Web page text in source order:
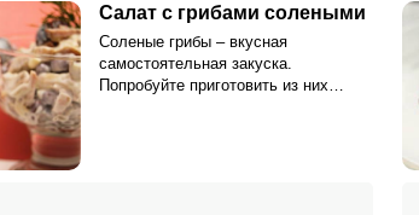
Салат с грибами солеными
Соленые грибы – вкусная
самостоятельная закуска.
Попробуйте приготовить из них